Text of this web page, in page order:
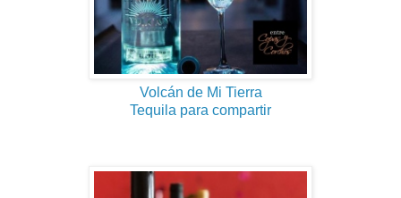
Volcán de Mi Tierra
Tequila para compartir